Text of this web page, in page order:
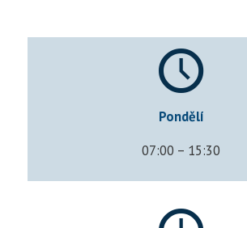
Pondělí
07:00 – 15:30